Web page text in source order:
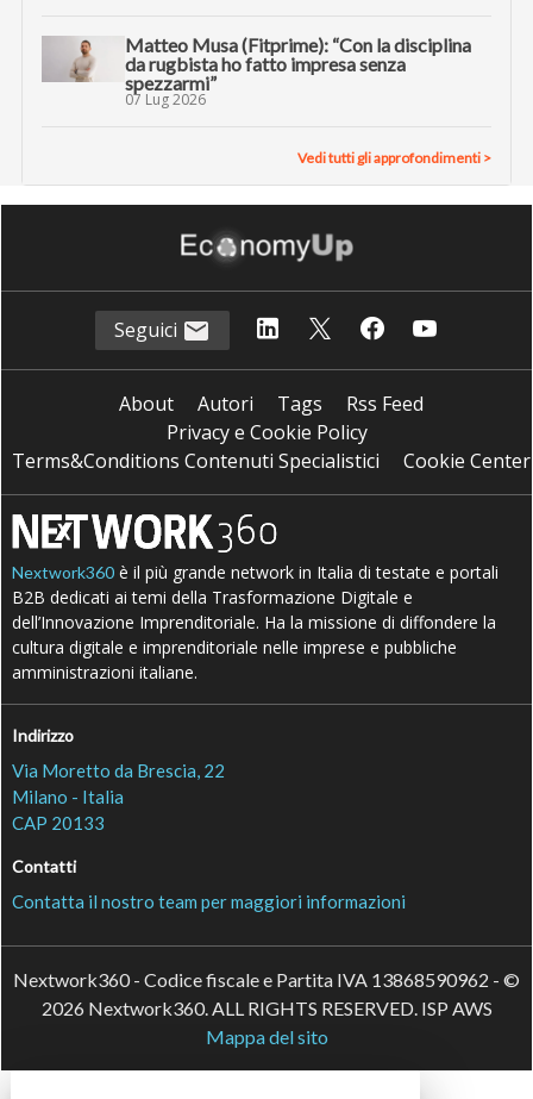
Matteo Musa (Fitprime): “Con la disciplina
da rugbista ho fatto impresa senza
spezzarmi”
07 Lug 2026
Vedi tutti gli approfondimenti >
Seguici
About Autori Tags
Rss Feed
Privacy e Cookie Policy
Terms&Conditions Contenuti Specialistici
Cookie Center
Nextwork360 è il più grande network in Italia di testate e portali
B2B dedicati ai temi della Trasformazione Digitale e
dell’Innovazione Imprenditoriale. Ha la missione di diffondere la
cultura digitale e imprenditoriale nelle imprese e pubbliche
amministrazioni italiane.
Indirizzo
Via Moretto da Brescia, 22
Milano - Italia
CAP 20133
Contatti
Contatta il nostro team per maggiori informazioni
Nextwork360 - Codice fiscale e Partita IVA 13868590962 - ©
2026 Nextwork360. ALL RIGHTS RESERVED. ISP AWS
Mappa del sito